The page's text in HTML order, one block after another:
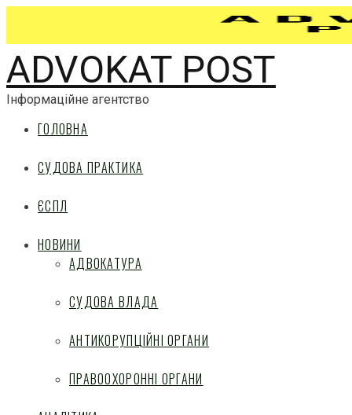
ADVOKAT POST
Інформаційне агентство
ГОЛОВНА
СУДОВА ПРАКТИКА
ЄСПЛ
НОВИНИ
АДВОКАТУРА
СУДОВА ВЛАДА
АНТИКОРУПЦІЙНІ ОРГАНИ
ПРАВООХОРОННІ ОРГАНИ